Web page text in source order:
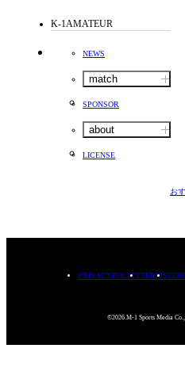
K-1AMATEUR
NEWS
match
SPONSOR
about
LICENSE
お
PRIVACYPOLICYTERMS
©2026.M-1 Sports Media